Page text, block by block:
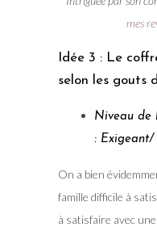
mes
Idée 3 : Le
selon les gouts
Niveau de
:
On a bien
famille difficile à
à satisfaire avec